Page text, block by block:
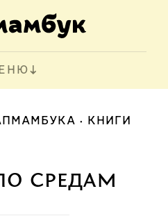
КНИГИ
средам